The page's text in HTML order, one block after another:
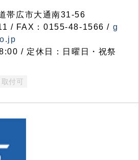
広市大通南31-56
/ FAX：0155-48-1566 / g
/ 定休日：日曜日・祝祭
付可